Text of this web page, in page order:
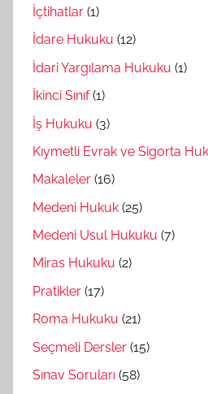
İçtihatlar (1)
İdare Hukuku (12)
İdari Yargılama Hukuku (1)
İkinci Sınıf(1)
İş Hukuku (3)
Kıymetli Evrak ve Sigorta
Makaleler (16)
Medeni Hukuk (25)
Medeni Usul Hukuku (7)
Miras Hukuku (2)
Pratikler (17)
Roma Hukuku (21)
Seçmeli Dersler (15)
Sınav Soruları (58)